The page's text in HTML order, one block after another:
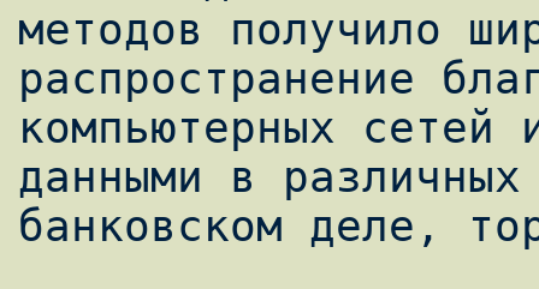
методов получило
распространение
компьютерных сетей
данными в
банковском деле,